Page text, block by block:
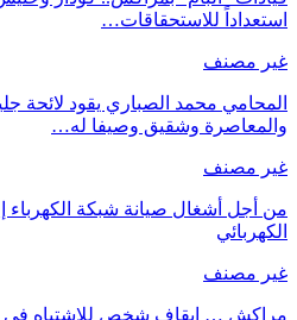
استعداداً للاستحقاقات…
غير مصنف
المحامي محمد الصباري يقود لائحة
والمعاصرة وشقيق وصيفا له…
غير مصنف
من أجل أشغال صيانة شبكة الكهرباء
الكهربائي
غير مصنف
مراكش … إيقاف شخص للاشتباه في